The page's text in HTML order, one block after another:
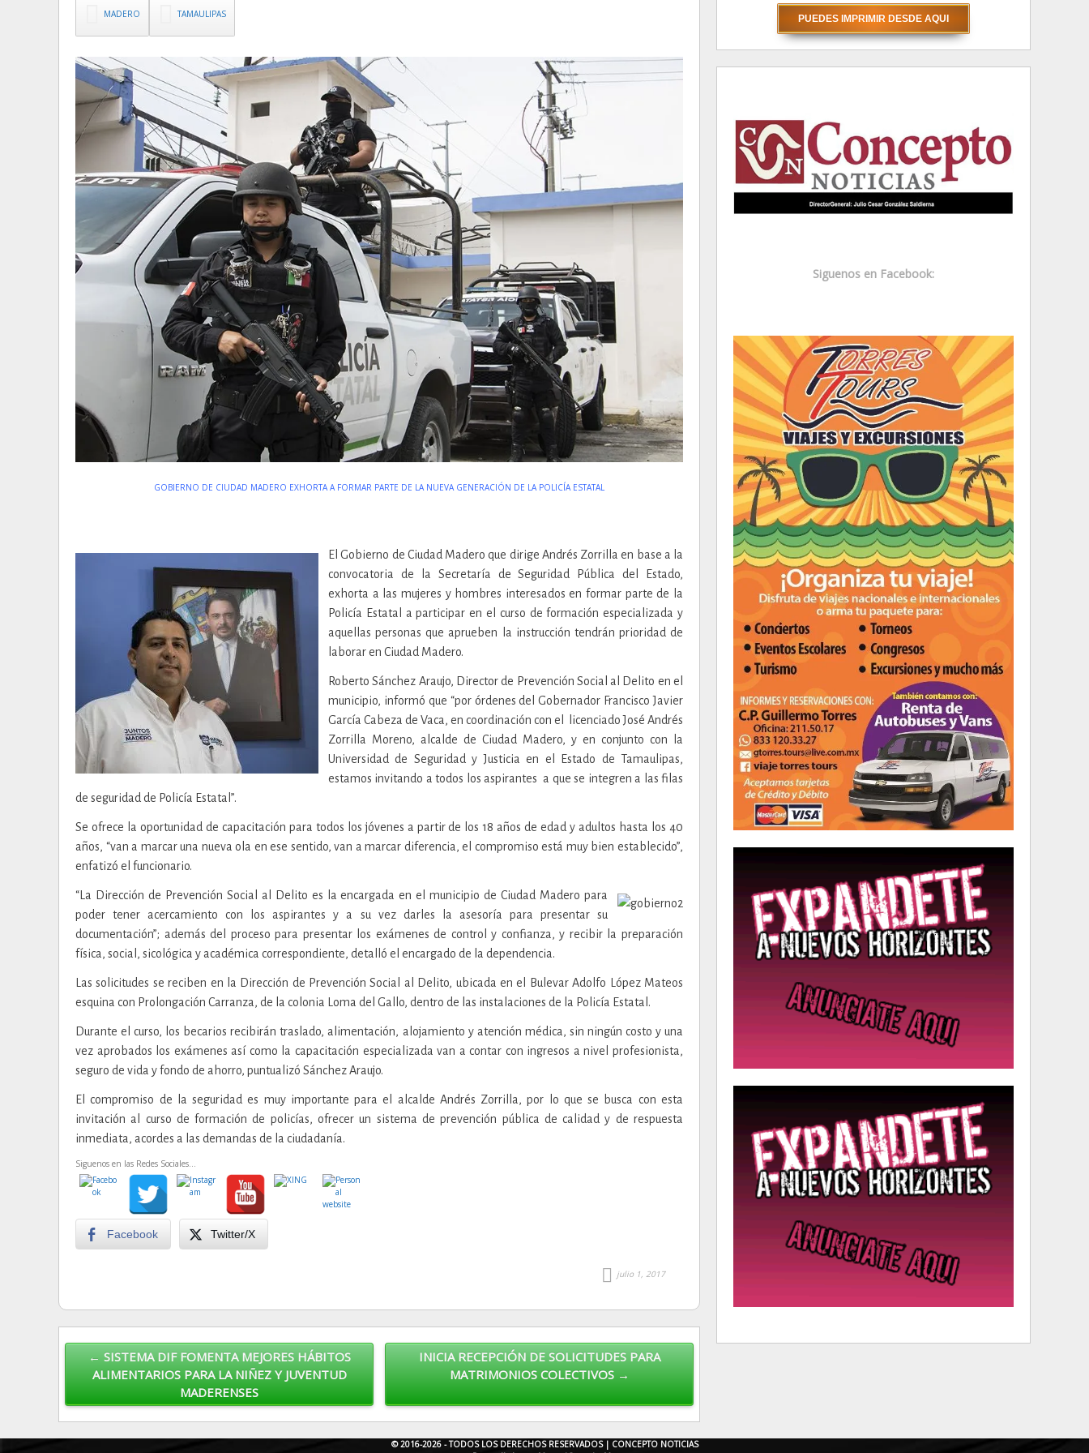
MADERO TAMAULIPAS
GOBIERNO DE CIUDAD MADERO EXHORTA A FORMAR PARTE DE LA NUEVA GENERACIÓN DE LA POLICÍA ESTATAL
El Gobierno de Ciudad Madero que dirige Andrés Zorrilla en base a la
convocatoria de la Secretaría de Seguridad Pública del Estado,
exhorta a las mujeres y hombres interesados en formar parte de la
Policía Estatal a participar en el curso de formación especializada y
aquellas personas que aprueben la instrucción tendrán prioridad de
laborar en Ciudad Madero.
Roberto Sánchez Araujo, Director de Prevención Social al Delito en el
municipio, informó que “por órdenes del Gobernador Francisco Javier
García Cabeza de Vaca, en coordinación con el licenciado José Andrés
Zorrilla Moreno, alcalde de Ciudad Madero, y en conjunto con la
Universidad de Seguridad y Justicia en el Estado de Tamaulipas,
estamos invitando a todos los aspirantes a que se integren a las filas
de seguridad de Policía Estatal”.
Se ofrece la oportunidad de capacitación para todos los jóvenes a partir de los 18 años de edad y adultos hasta los 40
años, “van a marcar una nueva ola en ese sentido, van a marcar diferencia, el compromiso está muy bien establecido”,
enfatizó el funcionario.
“La Dirección de Prevención Social al Delito es la encargada en el municipio de Ciudad Madero para
poder tener acercamiento con los aspirantes y a su vez darles la asesoría para presentar su
documentación”; además del proceso para presentar los exámenes de control y confianza, y recibir la preparación
física, social, sicológica y académica correspondiente, detalló el encargado de la dependencia.
Las solicitudes se reciben en la Dirección de Prevención Social al Delito, ubicada en el Bulevar Adolfo López Mateos
esquina con Prolongación Carranza, de la colonia Loma del Gallo, dentro de las instalaciones de la Policía Estatal.
Durante el curso, los becarios recibirán traslado, alimentación, alojamiento y atención médica, sin ningún costo y una
vez aprobados los exámenes así como la capacitación especializada van a contar con ingresos a nivel profesionista,
seguro de vida y fondo de ahorro, puntualizó Sánchez Araujo.
El compromiso de la seguridad es muy importante para el alcalde Andrés Zorrilla, por lo que se busca con esta
invitación al curso de formación de policías, ofrecer un sistema de prevención pública de calidad y de respuesta
inmediata, acordes a las demandas de la ciudadanía.
Siguenos en las Redes Sociales...
Facebook Twitter/X
julio 1, 2017
INICIA RECEPCIÓN DE SOLICITUDES PARA
MATRIMONIOS COLECTIVOS →
← SISTEMA DIF FOMENTA MEJORES HÁBITOS
ALIMENTARIOS PARA LA NIÑEZ Y JUVENTUD
MADERENSES
Siguenos en Facebook:
© 2016-2026 - TODOS LOS DERECHOS RESERVADOS | CONCEPTO NOTICIAS